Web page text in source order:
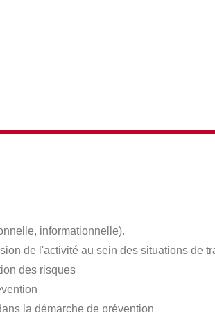
informationnelle).
de l'activité au sein des situations de
des risques
la démarche de prévention